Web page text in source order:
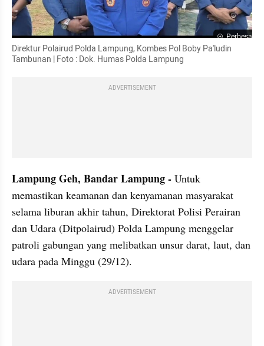
Perbesar
Direktur Polairud Polda Lampung, Kombes Pol Boby Pa'ludin
Tambunan | Foto : Dok. Humas Polda Lampung
ADVERTISEMENT
Lampung Geh, Bandar Lampung - Untuk
memastikan keamanan dan kenyamanan masyarakat
selama liburan akhir tahun, Direktorat Polisi Perairan
dan Udara (Ditpolairud) Polda Lampung menggelar
patroli gabungan yang melibatkan unsur darat, laut, dan
udara pada Minggu (29/12).
ADVERTISEMENT